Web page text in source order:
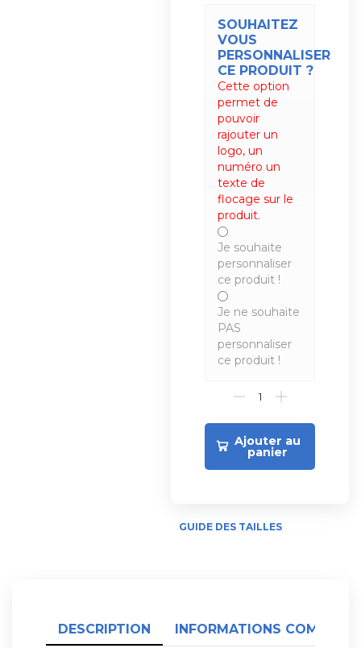
SOUHAITEZ
VOUS
PERSONNALISER
CE PRODUIT ?
Cette option
permet de
pouvoir
rajouter un
logo, un
numéro un
texte de
flocage sur le
produit.
Je souhaite
personnaliser
ce produit !
Je ne souhaite
PAS
personnaliser
ce produit !
Ajouter au
panier
GUIDE DES TAILLES
DESCRIPTION INFORMATIONS